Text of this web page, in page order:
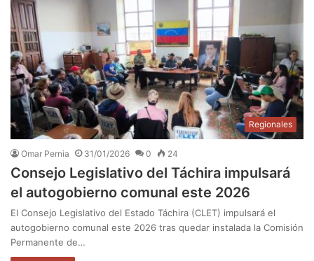
Regionales
Omar Pernia 31/01/2026 0 24
Consejo Legislativo del Táchira impulsará
el autogobierno comunal este 2026
El Consejo Legislativo del Estado Táchira (CLET) impulsará el
autogobierno comunal este 2026 tras quedar instalada la Comisión
Permanente de…